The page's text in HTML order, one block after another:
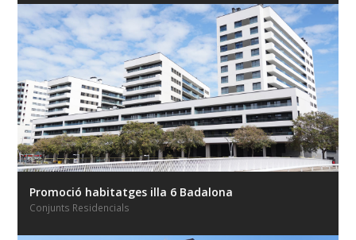
Promoció habitatges illa 6 Badalona
Conjunts Residencials